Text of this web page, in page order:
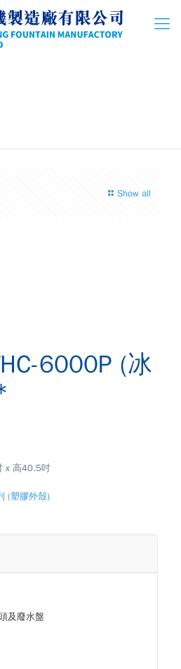
Show all
6000P (冰
x 高40.5吋
(塑膠外殼)
及廢水盤